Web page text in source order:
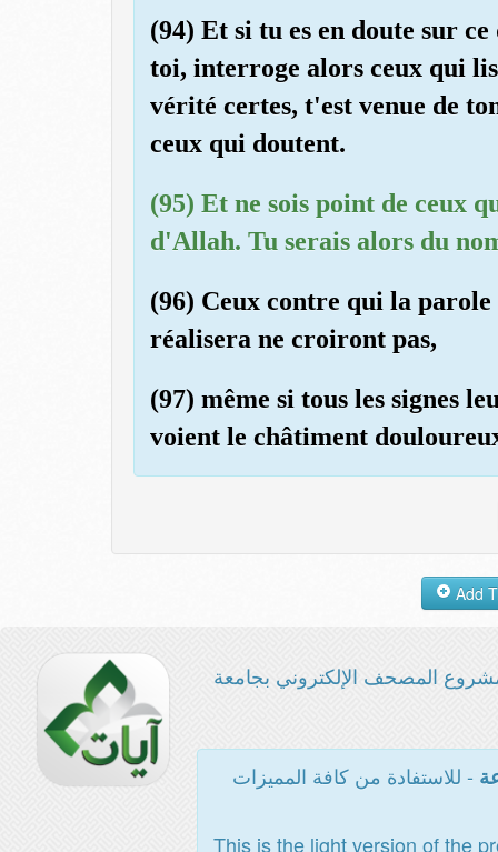
(94) Et si tu es en doute sur
toi, interroge alors ceux qui
vérité certes, t'est venue de
ceux qui doutent.
(95) Et ne sois point de ceux
d'Allah. Tu serais alors du
(96) Ceux contre qui la parole
réalisera ne croiront pas,
(97) même si tous les signes
voient le châtiment
المصحف الإلكتروني بجامعة
- للاستفادة من كافة المميزات
This is the light version of the